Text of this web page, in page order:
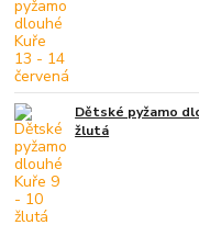
Dětské pyžamo
žlutá